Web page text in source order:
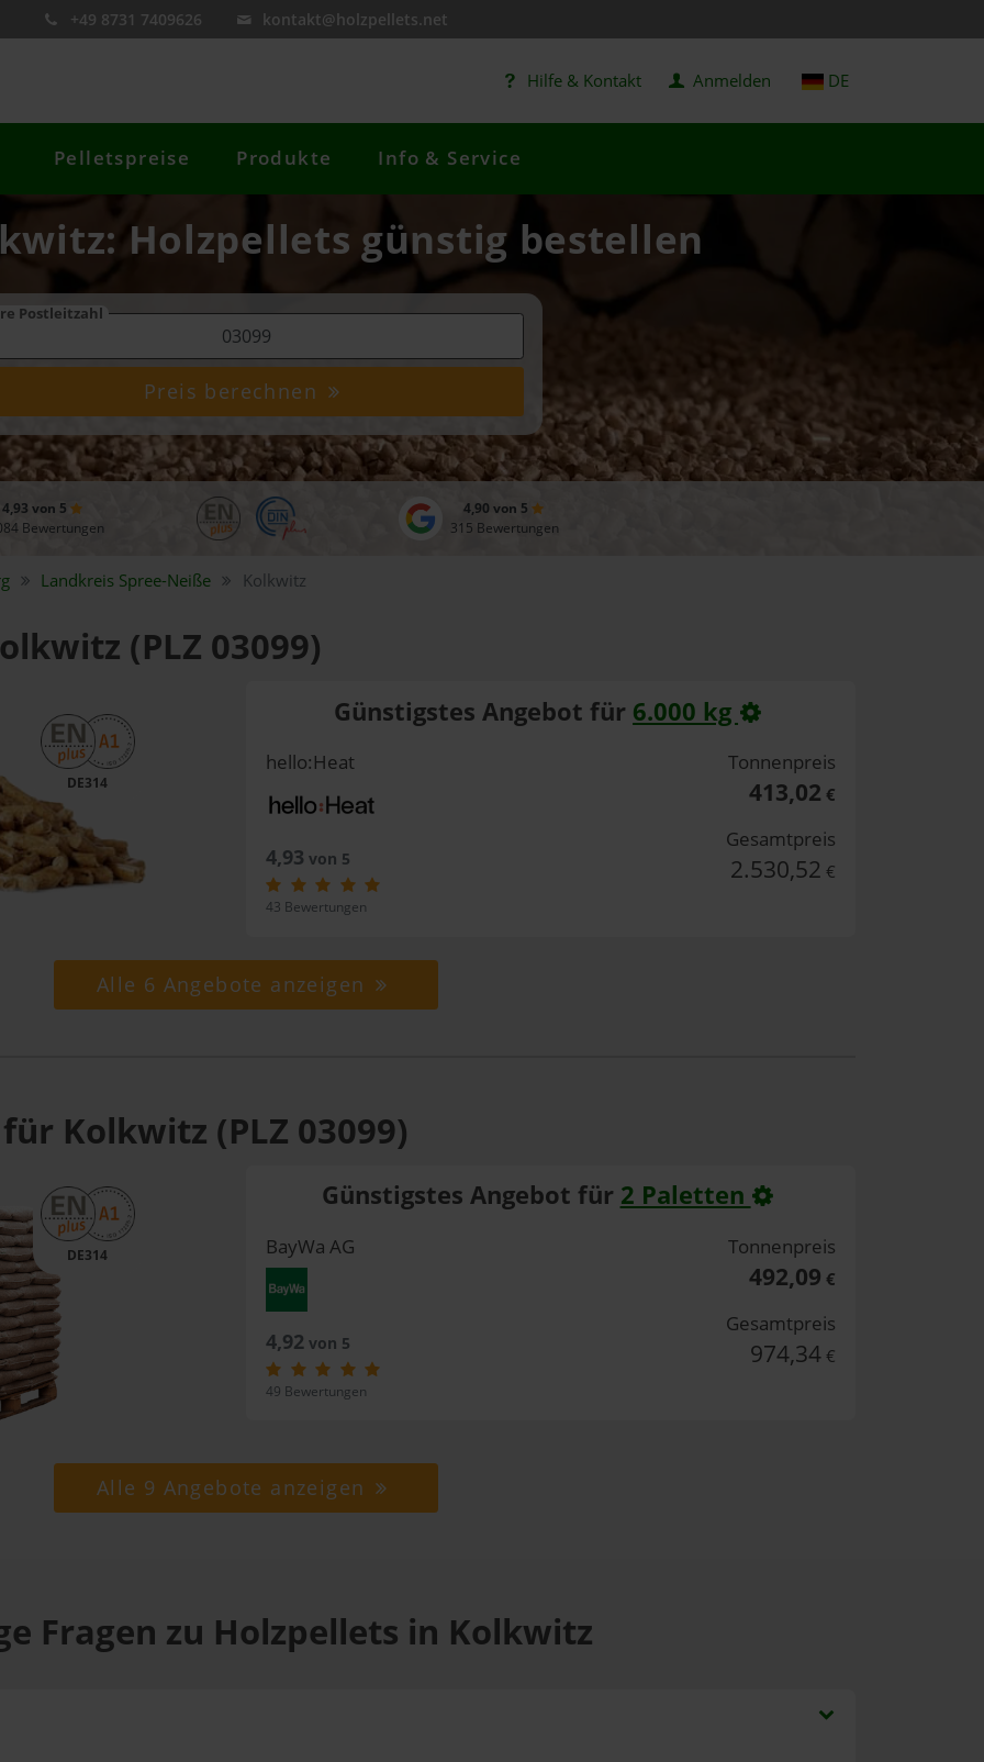
+49 8731 7409626 kontakt@holzpellets.net
Hilfe & Kontakt Anmelden DE
Pelletspreise Produkte Info & Service
Holzpellets günstig bestellen
Postleitzahl
Preis berechnen
4,93 von 5
Bewertungen
4,90 von 5
315 Bewertungen
Landkreis Spree-Neiße Kolkwitz
(PLZ 03099)
DE314
Günstigstes Angebot für 6.000 kg
hello:Heat
4,93 von 5
43 Bewertungen
Tonnenpreis
413,02 €
Gesamtpreis
2.530,52 €
Alle 6 Angebote anzeigen
Kolkwitz (PLZ 03099)
DE314
Günstigstes Angebot für 2 Paletten
BayWa AG
4,92von 5
49 Bewertungen
Tonnenpreis
492,09 €
Gesamtpreis
974,34 €
Alle 9 Angebote anzeigen
Fragen zu Holzpellets in Kolkwitz